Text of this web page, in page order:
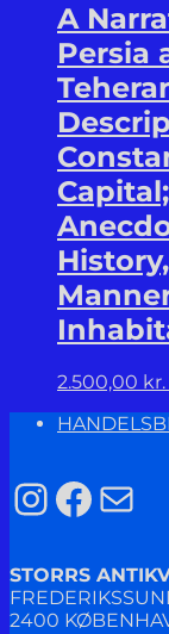
A
Persia
2.500,00 kr.
Mail
STORRS
2400